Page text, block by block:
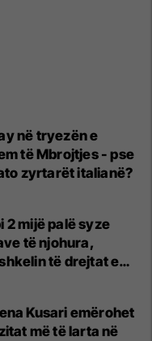
në tryezën e
të Mbrojtjes - pse
zyrtarët italianë?
2 mijë palë syze
të njohura,
të drejtat e
Kusari emërohet
më të larta në